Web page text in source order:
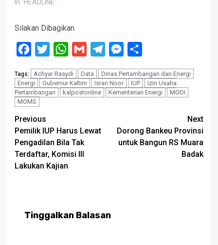
In "HEADLINE"
Silakan Dibagikan
Facebook
Twitter WhatsApp
Gmail TelegramMessenger
Tags: Achyar Rasydi Data
Dinas Pertambangan dan Energi
Energi
Gubernur Kaltim Isran Noor IUP
Izin Usaha
Pertambangan
kalpostonline Kementerian Energi
MODI
MOMS
Post
navigation
Previous
Pemilik IUP Harus Lewat
Pengadilan Bila Tak
Terdaftar, Komisi III
Lakukan Kajian
Next
Dorong Bankeu Provinsi
untuk Bangun RS Muara
Badak
Tinggalkan Balasan